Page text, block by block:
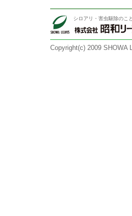
シロアリ・害虫駆除のこ
Copyright(c) 2009 SHOWA